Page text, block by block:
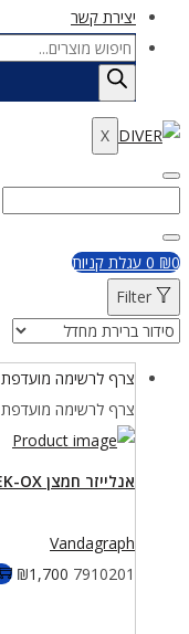
יצירת קשר
Products
search
X
Enter
Keywordfor:
Close
₪0
0 עגלת קניות
Filter
צרף לרשימה מועדפת
צרף לרשימה מועדפת
אנלייזר חמצן TEK-OX
Vandagraph
7910201
₪1,700